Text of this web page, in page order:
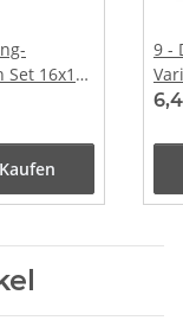
Set 16x13
9 -